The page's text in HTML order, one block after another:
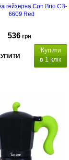
гейзерна Con Brio CB-
6609 Red
536 грн
Купити
в 1 клік